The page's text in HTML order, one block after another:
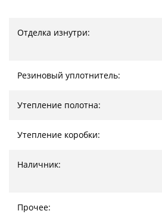
Отделка изнутри:
Резиновый уплотнитель:
Утепление полотна:
Утепление коробки:
Наличник:
Прочее: